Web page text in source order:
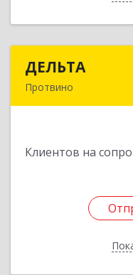
ДЕЛЬТА
Протвино
Клиентов на